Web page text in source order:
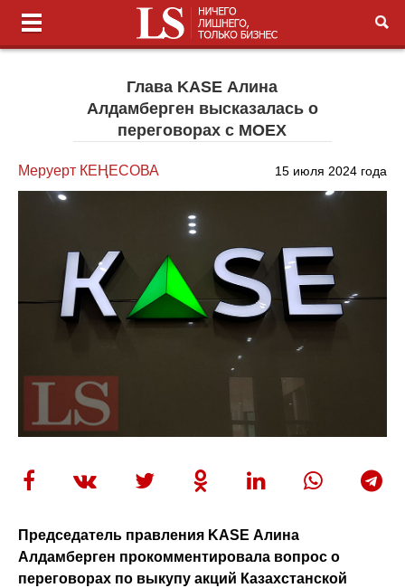
Глава KASE Алина
Алдамберген высказалась о
переговорах с MOEX
Меруерт КЕҢЕСОВА 15 июля 2024 года
Председатель правления KASE Алина
Алдамберген прокомментировала вопрос о
переговорах по выкупу акций Казахстанской